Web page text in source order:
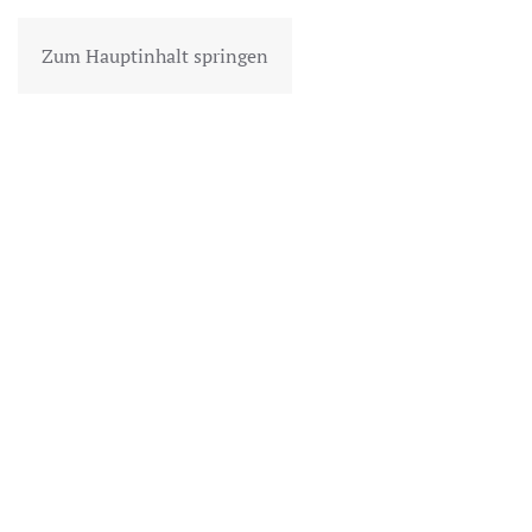
Zum Hauptinhalt springen